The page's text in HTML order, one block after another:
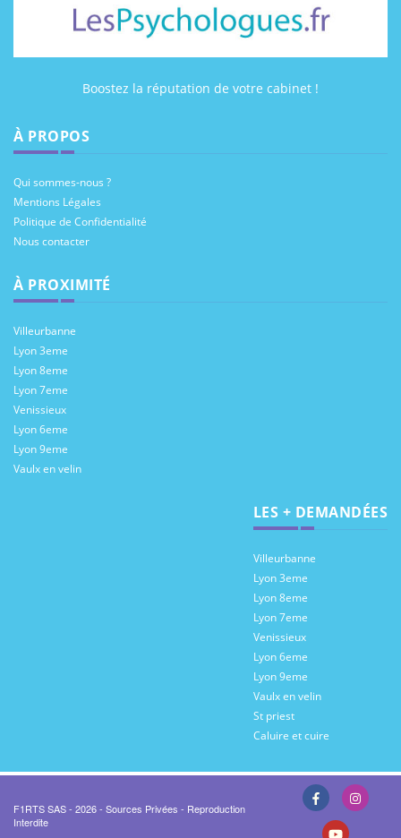
Boostez la réputation de votre cabinet !
À PROPOS
Qui sommes-nous ?
Mentions Légales
Politique de Confidentialité
Nous contacter
À PROXIMITÉ
Villeurbanne
Lyon 3eme
Lyon 8eme
Lyon 7eme
Venissieux
Lyon 6eme
Lyon 9eme
Vaulx en velin
LES + DEMANDÉES
Villeurbanne
Lyon 3eme
Lyon 8eme
Lyon 7eme
Venissieux
Lyon 6eme
Lyon 9eme
Vaulx en velin
St priest
Caluire et cuire
F1RTS SAS - 2026 - Sources Privées - Reproduction
Interdite